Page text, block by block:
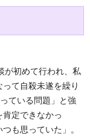
が初めて行われ、私
て自殺未遂を繰り
ている問題」と強
定できなかっ
も思っていた」。